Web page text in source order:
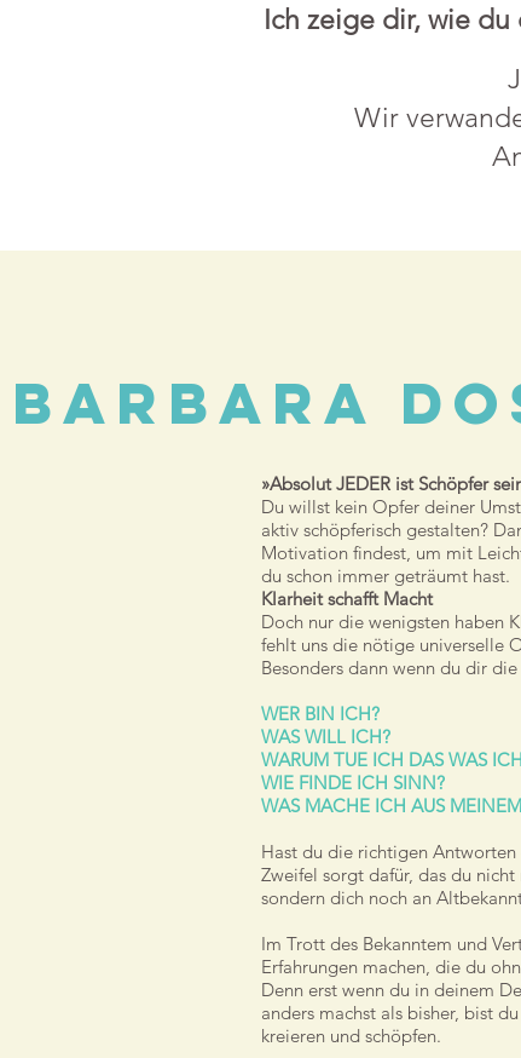
Ich zeige dir, wie
Wir
BArbara
»Absolut JEDER ist Schöpfer
Du willst kein Opfer deiner
aktiv schöpferisch gestalten?
Motivation findest, um mit
du schon immer geträumt hast.
Klarheit schafft Macht
Doch nur die wenigsten haben
fehlt uns die nötige universelle
Besonders dann wenn du dir
WER BIN ICH?
WAS WILL ICH?
WARUM TUE ICH DAS WAS
WIE FINDE ICH SINN?
WAS MACHE ICH AUS
Hast du die richtigen
Zweifel sorgt dafür, das du
sondern dich noch an
Im Trott des Bekanntem und
Erfahrungen machen, die du
Denn erst wenn du in deinem
anders machst als bisher, bist
kreieren und schöpfen.